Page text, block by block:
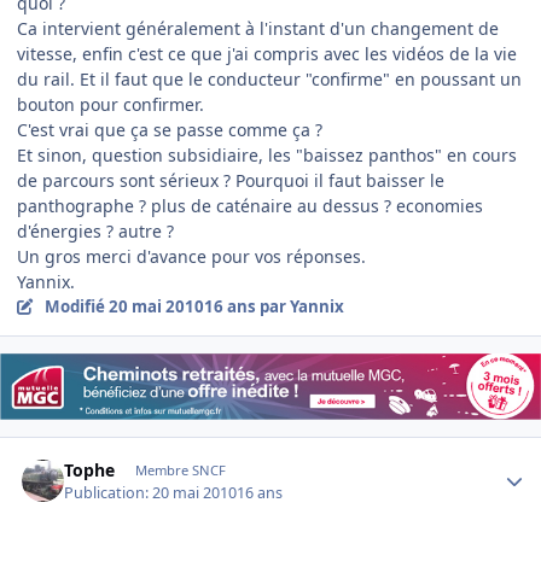
Ca intervient généralement à l'instant d'un changement de
vitesse, enfin c'est ce que j'ai compris avec les vidéos de la vie
du rail. Et il faut que le conducteur "confirme" en poussant un
bouton pour confirmer.
C'est vrai que ça se passe comme ça ?
Et sinon, question subsidiaire, les "baissez panthos" en cours
de parcours sont sérieux ? Pourquoi il faut baisser le
panthographe ? plus de caténaire au dessus ? economies
d'énergies ? autre ?
Un gros merci d'avance pour vos réponses.
Yannix.
Modifié20 mai 201016 ans par Yannix
Tophe Membre SNCF
Publication:20 mai 201016 ans